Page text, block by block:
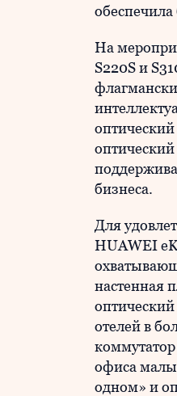
На
S220S и
бизнеса.
Для
HUAWEI
настенная
отелей в
офиса
одном» и